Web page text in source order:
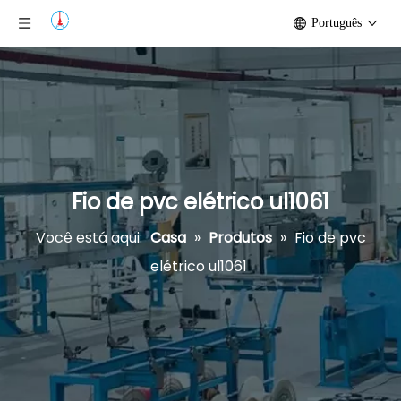
Português
Fio de pvc elétrico ul1061
Você está aqui: Casa » Produtos » Fio de pvc
elétrico ul1061